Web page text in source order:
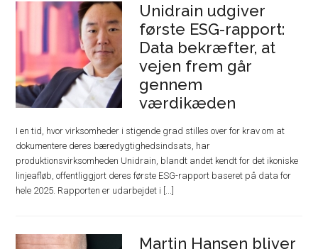
Unidrain udgiver
første ESG-rapport:
Data bekræfter, at
vejen frem går
gennem
værdikæden
I en tid, hvor virksomheder i stigende grad stilles over for krav om at
dokumentere deres bæredygtighedsindsats, har
produktionsvirksomheden Unidrain, blandt andet kendt for det ikoniske
linjeafløb, offentliggjort deres første ESG-rapport baseret på data for
hele 2025. Rapporten er udarbejdet i [...]
Martin Hansen bliver